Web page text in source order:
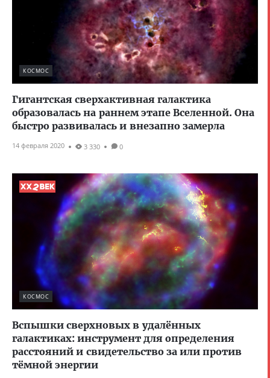
КОСМОС
Гигантская сверхактивная галактика
образовалась на раннем этапе Вселенной. Она
быстро развивалась и внезапно замерла
14 февраля 2020 3 330 0
КОСМОС
Вспышки сверхновых в удалённых
галактиках: инструмент для определения
расстояний и свидетельство за или против
тёмной энергии